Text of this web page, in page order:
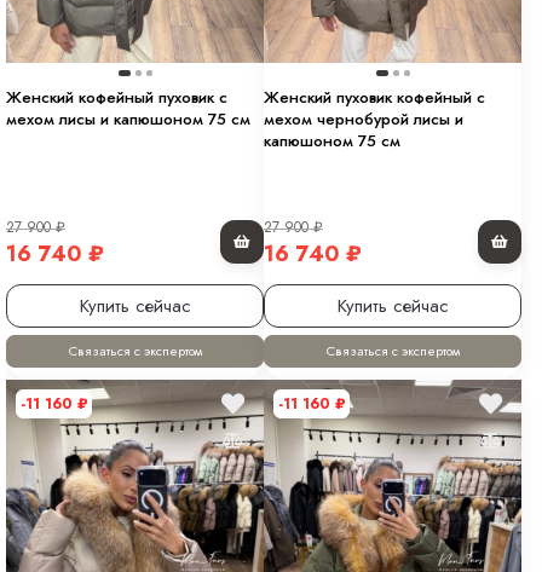
Женский кофейный пуховик с
мехом лисы и капюшоном 75 см
27 900₽
16 740 ₽
Купить сейчас
Связаться с экспертом
Женский пуховик кофейный с
мехом чернобурой лисы и
капюшоном 75 см
27 900₽
16 740 ₽
Купить сейчас
Связаться с экспертом
-11 160 ₽ -11 160 ₽